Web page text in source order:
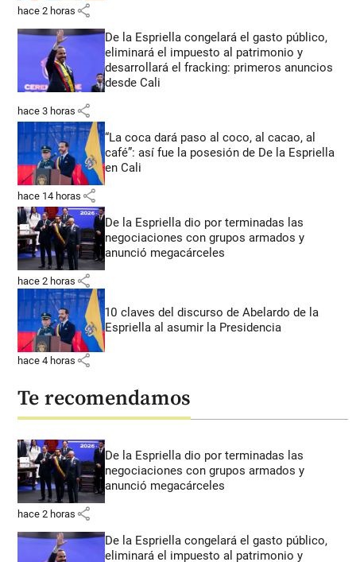
hace 2 horas share
De la Espriella congelará el gasto público,
eliminará el impuesto al patrimonio y
desarrollará el fracking: primeros anuncios
desde Cali
hace 3 horas share
“La coca dará paso al coco, al cacao, al
café”: así fue la posesión de De la Espriella
en Cali
hace 14 horas share
De la Espriella dio por terminadas las
negociaciones con grupos armados y
anunció megacárceles
hace 2 horas share
10 claves del discurso de Abelardo de la
Espriella al asumir la Presidencia
hace 4 horas share
Te recomendamos
De la Espriella dio por terminadas las
negociaciones con grupos armados y
anunció megacárceles
hace 2 horas share
De la Espriella congelará el gasto público,
eliminará el impuesto al patrimonio y